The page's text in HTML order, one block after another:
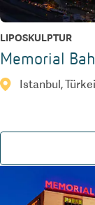
LIPOSKULPTUR
Memorial
Istanbul, Türkei